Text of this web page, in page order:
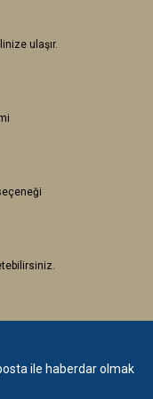
ulaşır.
ile haberdar olmak